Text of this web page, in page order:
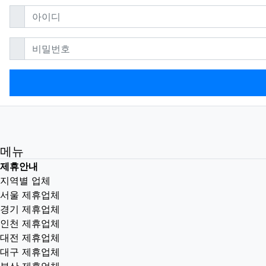
아이디필수
비밀번호필수
메뉴
제휴안내
지역별 업체
서울 제휴업체
경기 제휴업체
인천 제휴업체
대전 제휴업체
대구 제휴업체